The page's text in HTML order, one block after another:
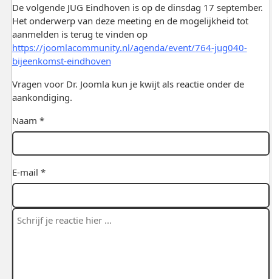
De volgende JUG Eindhoven is op de dinsdag 17 september.
Het onderwerp van deze meeting en de mogelijkheid tot
aanmelden is terug te vinden op
https://joomlacommunity.nl/agenda/event/764-jug040-
bijeenkomst-eindhoven
Vragen voor Dr. Joomla kun je kwijt als reactie onder de
aankondiging.
Naam *
E-mail *